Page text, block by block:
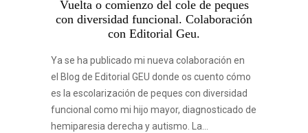
Vuelta o comienzo del cole de peques
con diversidad funcional. Colaboración
con Editorial Geu.
Ya se ha publicado mi nueva colaboración en
el Blog de Editorial GEU donde os cuento cómo
es la escolarización de peques con diversidad
funcional como mi hijo mayor, diagnosticado de
hemiparesia derecha y autismo. La…